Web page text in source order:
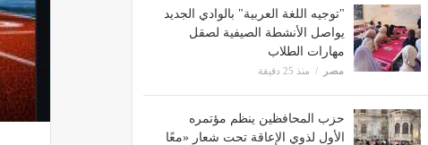
"توجيه اللغة العربية" بالوادي الجديد
يواصل الأنشطة الصيفية لصقل
مهارات الطلاب
مصر منذ 25 دقيقة
حزب المحافظين ينظم مؤتمره
الأول لذوي الإعاقة تحت شعار «معًا